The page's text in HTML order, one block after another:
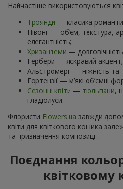
Найчастіше використовуються
Троянди — класика
Півонії — об’єм, текстура,
елегантність;
Хризантеми —
Гербери — яскравий акцент;
Альстромерії — ніжність та
Гортензії — м’які об’ємні
Сезонні квіти — тюльпани,
гладіолуси.
Флористи Flowers.ua завжди
квіти для квіткового кошика
та призначення композиції.
Поєднання
квітковому